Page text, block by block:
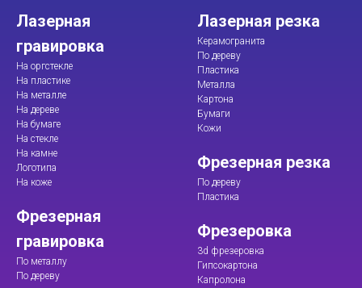
Лазерная
гравировка
На оргстекле
На пластике
На металле
На дереве
На бумаге
На стекле
На камне
Логотипа
На коже
Фрезерная
гравировка
По металлу
По дереву
Лазерная резка
Керамогранита
По дереву
Пластика
Металла
Картона
Бумаги
Кожи
Фрезерная резка
По дереву
Пластика
Фрезеровка
3d фрезеровка
Гипсокартона
Капролона